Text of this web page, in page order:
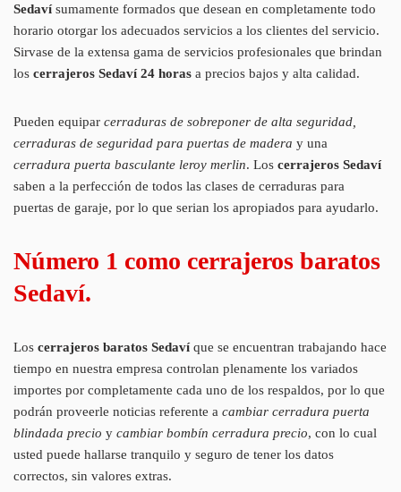
Sedavísumamente formados que desean en completamente todo
horario otorgar los adecuados servicios a los clientes del servicio.
Sirvase de la extensa gama de servicios profesionales que brindan
los cerrajeros Sedaví24 horas a precios bajos y alta calidad.
Pueden equipar cerraduras de sobreponer de alta seguridad,
cerraduras de seguridad para puertas de madera y una
cerradura puerta basculante leroy merlin. Los cerrajeros Sedaví
saben a la perfección de todos las clases de cerraduras para
puertas de garaje, por lo que serian los apropiados para ayudarlo.
Número 1 como cerrajeros baratos
Sedaví.
Los cerrajeros baratos Sedavíque se encuentran trabajando hace
tiempo en nuestra empresa controlan plenamente los variados
importes por completamente cada uno de los respaldos, por lo que
podrán proveerle noticias referente a cambiar cerradura puerta
blindada precio y cambiar bombín cerradura precio, con lo cual
usted puede hallarse tranquilo y seguro de tener los datos
correctos, sin valores extras.